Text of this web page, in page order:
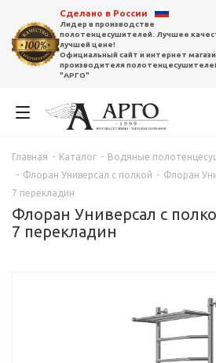
Сделано в России
Лидер в производстве
полотенцесушителей. Лучшее
лучшей цене!
Официальный сайт и интернет
производителя
"АРГО"
Главная - Каталог - Водяные
- Флоран Универсал с полкой - Флоран
7 перекладин
Флоран Универсал с
7 перекладин